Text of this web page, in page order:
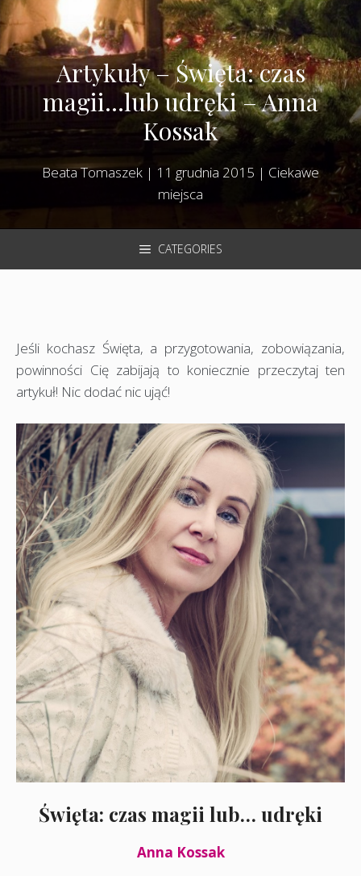
Artykuły – Święta: czas
magii…lub udręki – Anna
Kossak
Beata Tomaszek | 11 grudnia 2015 | Ciekawe
miejsca
CATEGORIES
Jeśli kochasz Święta, a przygotowania, zobowiązania,
powinności Cię zabijają to koniecznie przeczytaj ten
artykuł! Nic dodać nic ująć!
Święta: czas magii lub… udręki
Anna Kossak